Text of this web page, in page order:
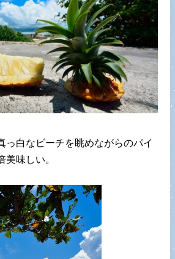
っ白なビーチを眺めながらのパイ
美味しい。